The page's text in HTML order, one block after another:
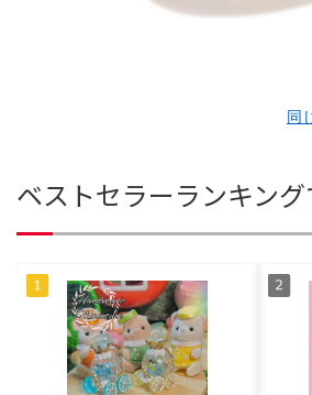
同
ベストセラーランキン